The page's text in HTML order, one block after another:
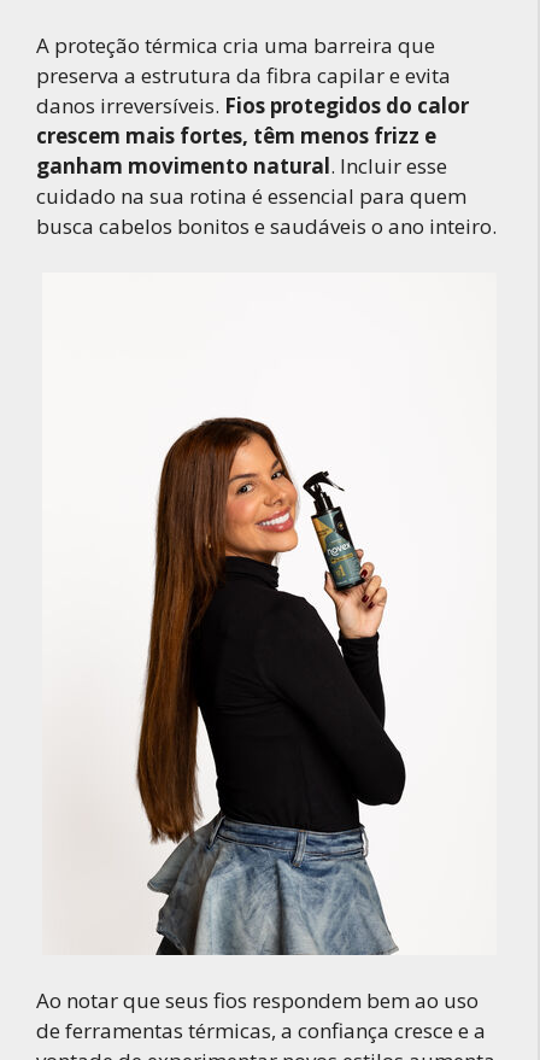
A proteção térmica cria uma barreira que
preserva a estrutura da fibra capilar e evita
danos irreversíveis. Fios protegidos do calor
crescem mais fortes, têm menos frizz e
ganham movimento natural. Incluir esse
cuidado na sua rotina é essencial para quem
busca cabelos bonitos e saudáveis o ano inteiro.
Ao notar que seus fios respondem bem ao uso
de ferramentas térmicas, a confiança cresce e a